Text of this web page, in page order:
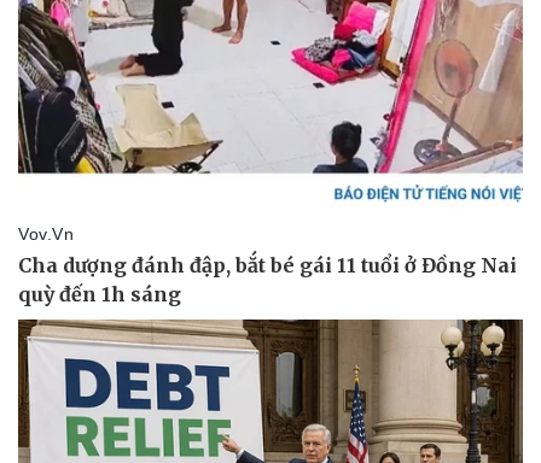
Thể thao
Bóng đá
Lịch thi đấu bóng đá
Thế giới thể thao
eSports
Ô tô - Xe máy
Ô tô
Tư vấn